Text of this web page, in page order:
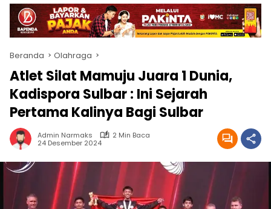
Beranda Olahraga
Atlet Silat Mamuju Juara 1 Dunia,
Kadispora Sulbar : Ini Sejarah
Pertama Kalinya Bagi Sulbar
Admin Narmaks
2 Min Baca
24 Desember 2024